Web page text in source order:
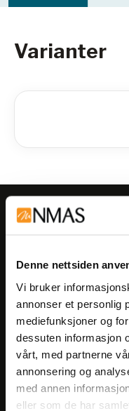
Denne nettsiden
Vi bruker
annonser et personlig
mediefunksjoner og
dessuten informasjon
vårt, med partnerne
annonsering og
med annen
eller som de har
Varianter
Få informasjon
arrangementer
Meld på